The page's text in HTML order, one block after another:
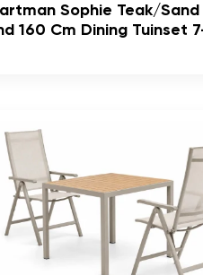
Sophie Teak/
160 Cm Dining Tuinset